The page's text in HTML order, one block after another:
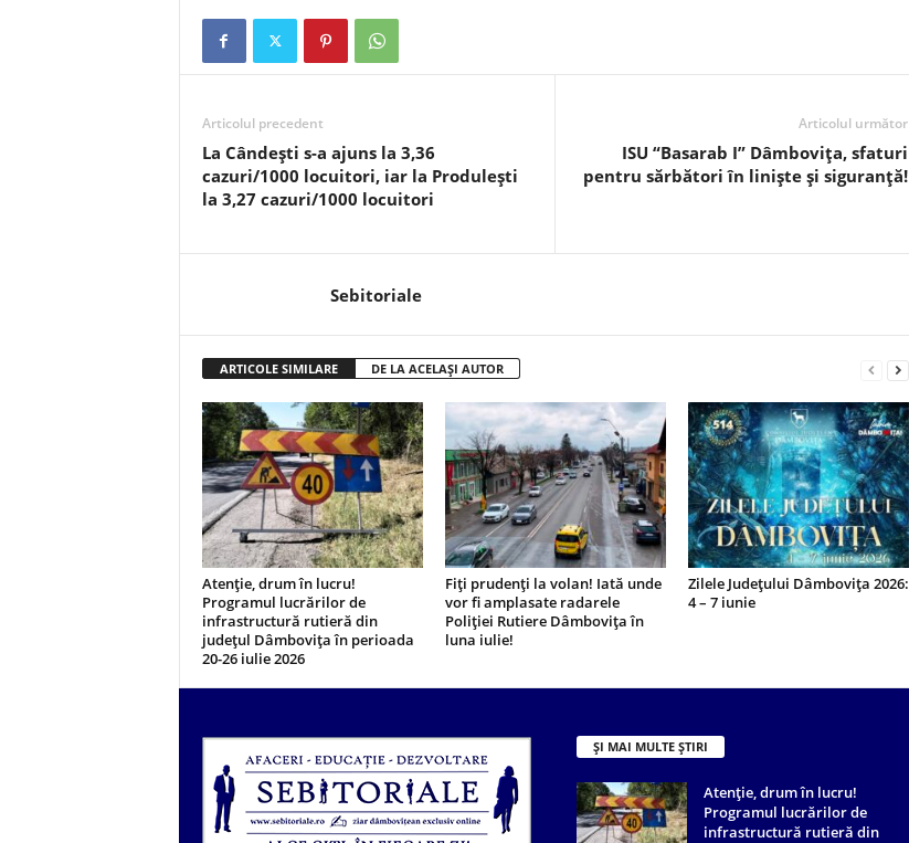
Articolul precedent
La Cândești s-a ajuns la 3,36
cazuri/1000 locuitori, iar la Produlești
la 3,27 cazuri/1000 locuitori
Articolul următor
ISU “Basarab I” Dâmboviţa, sfaturi
pentru sărbători în liniște și siguranță!
Sebitoriale
ARTICOLE SIMILARE DE LA ACELAȘI AUTOR
Atenție, drum în lucru!
Programul lucrărilor de
infrastructură rutieră din
județul Dâmbovița în perioada
20-26 iulie 2026
Fiți prudenți la volan! Iată unde
vor fi amplasate radarele
Poliției Rutiere Dâmbovița în
luna iulie!
Zilele Județului Dâmbovița 2026:
4 – 7 iunie
ȘI MAI MULTE ȘTIRI
Atenție, drum în lucru!
Programul lucrărilor de
infrastructură rutieră din